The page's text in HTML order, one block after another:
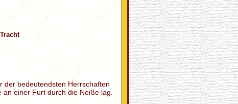
der bedeutendsten Herrschaften
einer Furt durch die Neiße lag.